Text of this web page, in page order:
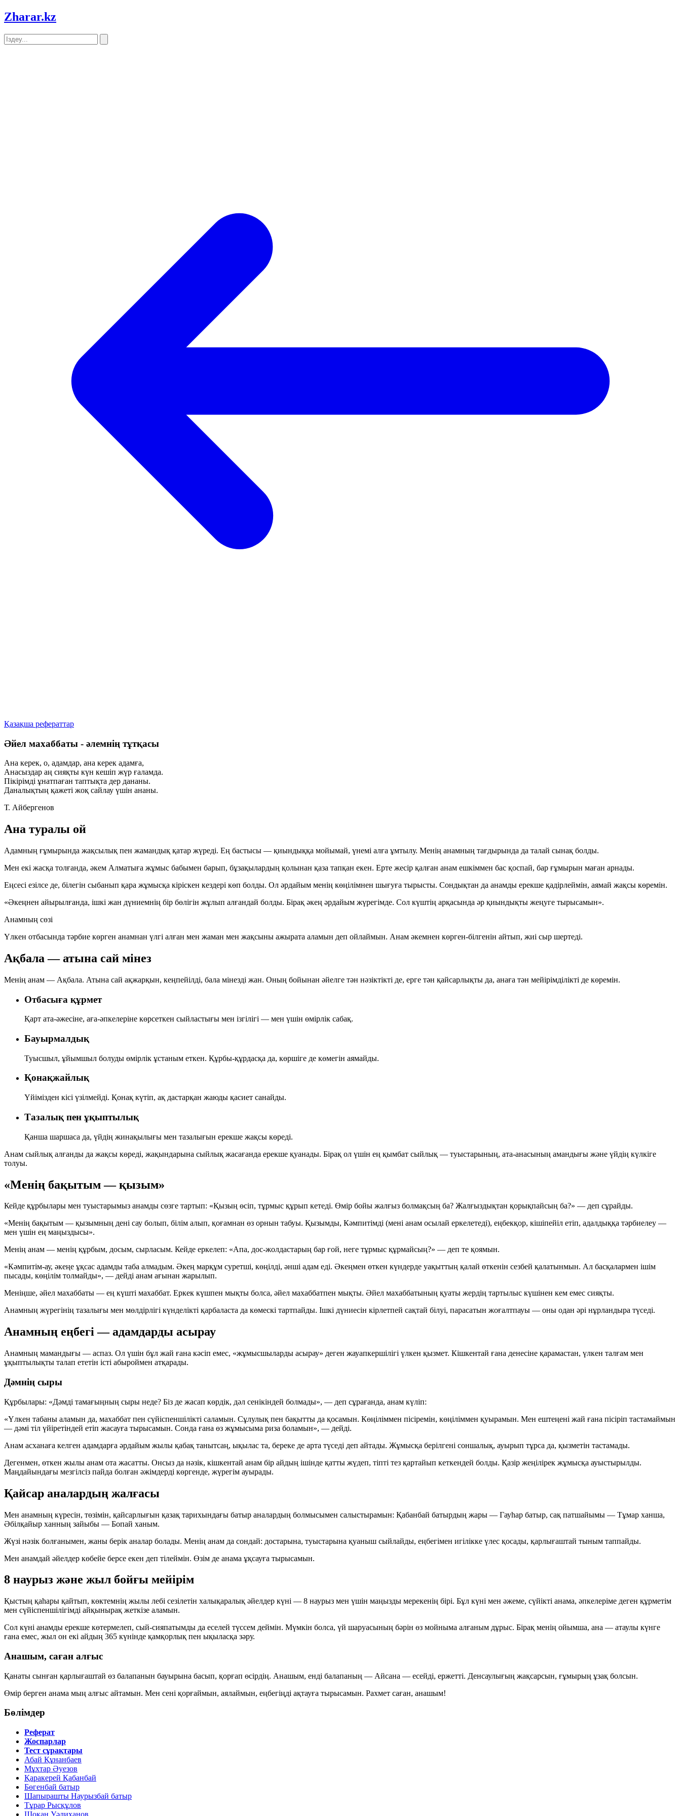
Zharar.kz
Қазақша рефераттар
Әйел махаббаты - әлемнің тұтқасы
Ана керек, о, адамдар, ана керек адамға,
Анасыздар аң сияқты күн кешіп жүр ғаламда.
Пікірімді ұнатпаған таптықта дер дананы.
Даналықтың қажеті жоқ сайлау үшін ананы.
Т. Айбергенов
Ана туралы ой
Адамның ғұмырында жақсылық пен жамандық қатар жүреді. Ең бастысы — қиындыққа мойымай, үнемі алға ұмтылу. Менің анамның тағдырында да талай сынақ болды.
Мен екі жасқа толғанда, әкем Алматыға жұмыс бабымен барып, бұзақылардың қолынан қаза тапқан екен. Ерте жесір қалған анам ешкіммен бас қоспай, бар ғұмырын маған арнады.
Еңсесі езілсе де, білегін сыбанып қара жұмысқа кіріскен кездері көп болды. Ол әрдайым менің көңілімнен шығуға тырысты. Сондықтан да анамды ерекше қадірлеймін, аямай жақсы көремін.
«Әкеңнен айырылғанда, ішкі жан дүниемнің бір бөлігін жұлып алғандай болды. Бірақ әкең әрдайым жүрегімде. Сол күштің арқасында әр қиындықты жеңуге тырысамын».
Анамның сөзі
Үлкен отбасында тәрбие көрген анамнан үлгі алған мен жаман мен жақсыны ажырата аламын деп ойлаймын. Анам әкемнен көрген-білгенін айтып, жиі сыр шертеді.
Ақбала — атына сай мінез
Менің анам — Ақбала. Атына сай ақжарқын, кеңпейілді, бала мінезді жан. Оның бойынан әйелге тән нәзіктікті де, ерге тән қайсарлықты да, анаға тән мейірімділікті де көремін.
Отбасыға құрмет
Қарт ата-әжесіне, аға-әпкелеріне көрсеткен сыйластығы мен ізгілігі — мен үшін өмірлік сабақ.
Бауырмалдық
Туысшыл, ұйымшыл болуды өмірлік ұстаным еткен. Құрбы-құрдасқа да, көршіге де көмегін аямайды.
Қонақжайлық
Үйімізден кісі үзілмейді. Қонақ күтіп, ақ дастарқан жаюды қасиет санайды.
Тазалық пен ұқыптылық
Қанша шаршаса да, үйдің жинақылығы мен тазалығын ерекше жақсы көреді.
Анам сыйлық алғанды да жақсы көреді, жақындарына сыйлық жасағанда ерекше қуанады. Бірақ ол үшін ең қымбат сыйлық — туыстарының, ата-анасының амандығы және үйдің күлкіге
толуы.
«Менің бақытым — қызым»
Кейде құрбылары мен туыстарымыз анамды сөзге тартып: «Қызың өсіп, тұрмыс құрып кетеді. Өмір бойы жалғыз болмақсың ба? Жалғыздықтан қорықпайсың ба?» — деп сұрайды.
«Менің бақытым — қызымның дені сау болып, білім алып, қоғамнан өз орнын табуы. Қызымды, Кәмпитімді (мені анам осылай еркелетеді), еңбекқор, кішіпейіл етіп, адалдыққа тәрбиелеу —
мен үшін ең маңыздысы».
Менің анам — менің құрбым, досым, сырласым. Кейде еркелеп: «Апа, дос-жолдастарың бар ғой, неге тұрмыс құрмайсың?» — деп те қоямын.
«Кәмпитім-ау, әкеңе ұқсас адамды таба алмадым. Әкең марқұм суретші, көңілді, әнші адам еді. Әкеңмен өткен күндерде уақыттың қалай өткенін сезбей қалатынмын. Ал басқалармен ішім
пысады, көңілім толмайды», — дейді анам ағынан жарылып.
Меніңше, әйел махаббаты — ең күшті махаббат. Еркек күшпен мықты болса, әйел махаббатпен мықты. Әйел махаббатының қуаты жердің тартылыс күшінен кем емес сияқты.
Анамның жүрегінің тазалығы мен мөлдірлігі күнделікті қарбаласта да көмескі тартпайды. Ішкі дүниесін кірлетпей сақтай білуі, парасатын жоғалтпауы — оны одан әрі нұрландыра түседі.
Анамның еңбегі — адамдарды асырау
Анамның мамандығы — аспаз. Ол үшін бұл жай ғана кәсіп емес, «жұмысшыларды асырау» деген жауапкершілігі үлкен қызмет. Кішкентай ғана денесіне қарамастан, үлкен талғам мен
ұқыптылықты талап ететін істі абыроймен атқарады.
Дәмнің сыры
Құрбылары: «Дәмді тамағыңның сыры неде? Біз де жасап көрдік, дәл сенікіндей болмады», — деп сұрағанда, анам күліп:
«Үлкен табаны аламын да, махаббат пен сүйіспеншілікті саламын. Сұлулық пен бақытты да қосамын. Көңіліммен пісіремін, көңіліммен қуырамын. Мен ештеңені жай ғана пісіріп тастамаймын
— дәмі тіл үйіретіндей етіп жасауға тырысамын. Сонда ғана өз жұмысыма риза боламын», — дейді.
Анам асханаға келген адамдарға әрдайым жылы қабақ танытсаң, ықылас та, береке де арта түседі деп айтады. Жұмысқа берілгені соншалық, ауырып тұрса да, қызметін тастамады.
Дегенмен, өткен жылы анам ота жасатты. Онсыз да нәзік, кішкентай анам бір айдың ішінде қатты жүдеп, тіпті тез қартайып кеткендей болды. Қазір жеңілірек жұмысқа ауыстырылды.
Маңдайындағы мезгілсіз пайда болған әжімдерді көргенде, жүрегім ауырады.
Қайсар аналардың жалғасы
Мен анамның күресін, төзімін, қайсарлығын қазақ тарихындағы батыр аналардың болмысымен салыстырамын: Қабанбай батырдың жары — Гауһар батыр, сақ патшайымы — Тұмар ханша,
Әбілқайыр ханның зайыбы — Бопай ханым.
Жүзі нәзік болғанымен, жаны берік аналар болады. Менің анам да сондай: достарына, туыстарына қуаныш сыйлайды, еңбегімен игілікке үлес қосады, қарлығаштай тыным таппайды.
Мен анамдай әйелдер көбейе берсе екен деп тілеймін. Өзім де анама ұқсауға тырысамын.
8 наурыз және жыл бойғы мейірім
Қыстың қаһары қайтып, көктемнің жылы лебі сезілетін халықаралық әйелдер күні — 8 наурыз мен үшін маңызды мерекенің бірі. Бұл күні мен әжеме, сүйікті анама, әпкелеріме деген құрметім
мен сүйіспеншілігімді айқынырақ жеткізе аламын.
Сол күні анамды ерекше көтермелеп, сый-сияпатымды да еселей түссем деймін. Мүмкін болса, үй шаруасының бәрін өз мойныма алғаным дұрыс. Бірақ менің ойымша, ана — атаулы күнге
ғана емес, жыл он екі айдың 365 күнінде қамқорлық пен ықыласқа зәру.
Анашым, саған алғыс
Қанаты сынған қарлығаштай өз балапанын бауырына басып, қорғап өсірдің. Анашым, енді балапаның — Айсана — есейді, ержетті. Денсаулығың жақсарсын, ғұмырың ұзақ болсын.
Өмір берген анама мың алғыс айтамын. Мен сені қорғаймын, аялаймын, еңбегіңді ақтауға тырысамын. Рахмет саған, анашым!
Бөлімдер
Реферат
Жоспарлар
Тест сұрақтары
Абай Құнанбаев
Мұхтар Әуезов
Қаракерей Қабанбай
Бөгенбай батыр
Шапырашты Наурызбай батыр
Тұрар Рысқұлов